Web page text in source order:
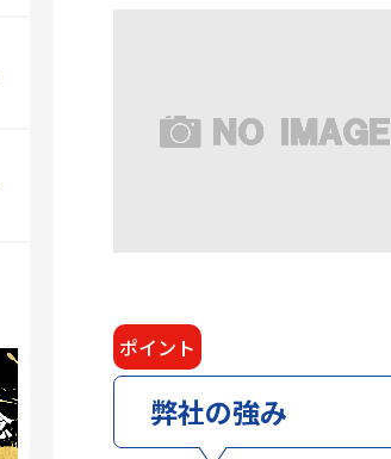
ポイント
弊社の強み